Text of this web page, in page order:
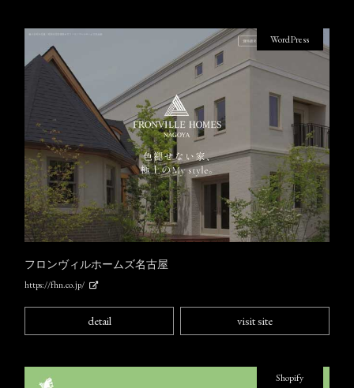
フロンヴィルホームズ名古屋
https://fhn.co.jp/
WordPress
detail visit site
Shopify